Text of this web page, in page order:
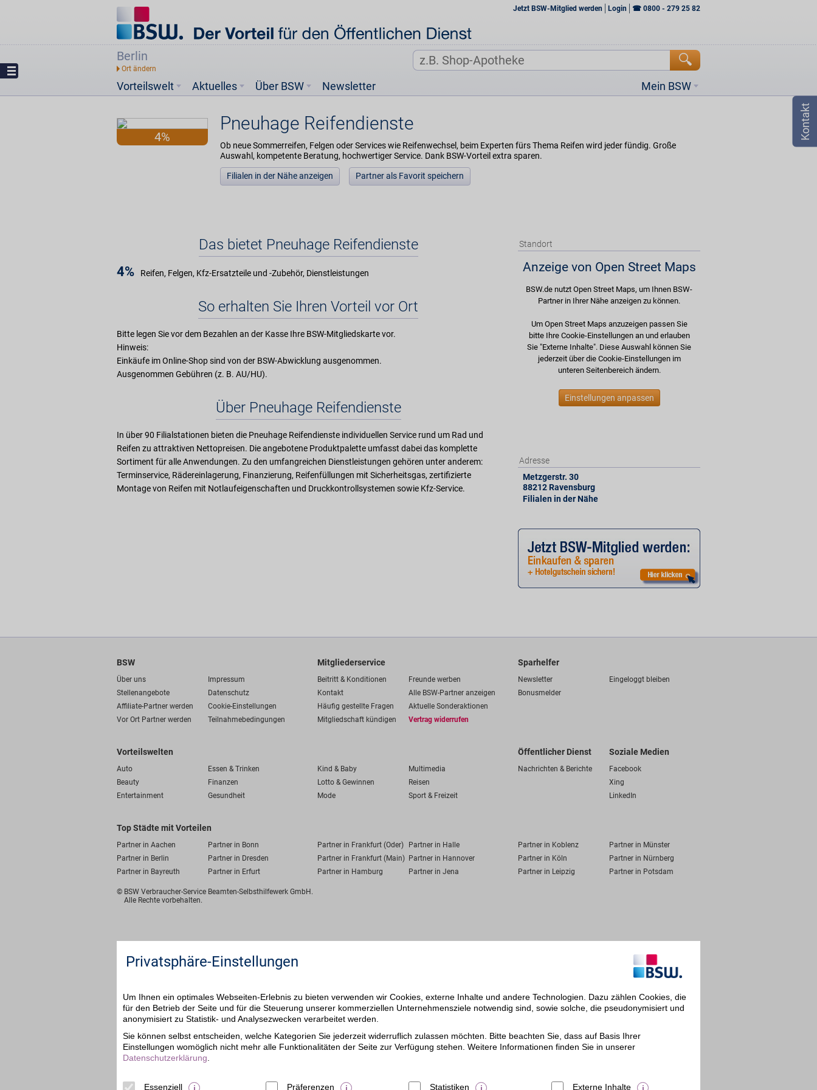
Jetzt BSW-Mitglied werden Login ☎ 0800 - 279 25 82
Berlin
Vorteilswelt Mein BSW
Aktuelles Über BSW Newsletter
4%
Pneuhage Reifendienste
Ob neue Sommerreifen, Felgen oder Services wie Reifenwechsel, beim Experten fürs Thema Reifen wird jeder fündig. Große
Auswahl, kompetente Beratung, hochwertiger Service. Dank BSW-Vorteil extra sparen.
Filialen in der Nähe anzeigen Partner als Favorit speichern
Das bietet Pneuhage Reifendienste
4% Reifen, Felgen, Kfz-Ersatzteile und -Zubehör, Dienstleistungen
So erhalten Sie Ihren Vorteil vor Ort
Bitte legen Sie vor dem Bezahlen an der Kasse Ihre BSW-Mitgliedskarte vor.
Hinweis:
Einkäufe im Online-Shop sind von der BSW-Abwicklung ausgenommen.
Ausgenommen Gebühren (z. B. AU/HU).
Über Pneuhage Reifendienste
In über 90 Filialstationen bieten die Pneuhage Reifendienste individuellen Service rund um Rad und
Reifen zu attraktiven Nettopreisen. Die angebotene Produktpalette umfasst dabei das komplette
Sortiment für alle Anwendungen. Zu den umfangreichen Dienstleistungen gehören unter anderem:
Terminservice, Rädereinlagerung, Finanzierung, Reifenfüllungen mit Sicherheitsgas, zertifizierte
Montage von Reifen mit Notlaufeigenschaften und Druckkontrollsystemen sowie Kfz-Service.
Standort
Anzeige von Open Street Maps
BSW.de nutzt Open Street Maps, um Ihnen BSW-
Partner in Ihrer Nähe anzeigen zu können.
Um Open Street Maps anzuzeigen passen Sie
bitte Ihre Cookie-Einstellungen an und erlauben
Sie "Externe Inhalte". Diese Auswahl können Sie
jederzeit über die Cookie-Einstellungen im
unteren Seitenbereich ändern.
Einstellungen anpassen
Adresse
Metzgerstr. 30
88212 Ravensburg
Filialen in der Nähe
BSW
Über uns
Impressum
Stellenangebote
Datenschutz
Affiliate-Partner werden
Cookie-Einstellungen
Vor Ort Partner werden
Teilnahmebedingungen
Mitgliederservice
Beitritt & Konditionen
Freunde werben
Kontakt
Alle BSW-Partner anzeigen
Häufig gestellte Fragen
Aktuelle Sonderaktionen
Mitgliedschaft kündigen
Vertrag widerrufen
Sparhelfer
Newsletter
Eingeloggt bleiben
Bonusmelder
Vorteilswelten
Auto Essen & Trinken Kind & Baby
Multimedia
Beauty
Finanzen Lotto & Gewinnen
Reisen
Entertainment
Gesundheit Mode Sport & Freizeit
Öffentlicher Dienst
Nachrichten & Berichte
Soziale Medien
Facebook
Xing
LinkedIn
Top Städte mit Vorteilen
Partner in Aachen Partner in Bonn Partner in Frankfurt (Oder) Partner in Halle Partner in Koblenz
Partner in Münster
Partner in Berlin
Partner in Dresden Partner in Frankfurt (Main) Partner in Hannover Partner in Köln
Partner in Nürnberg
Partner in Bayreuth
Partner in Erfurt Partner in Hamburg Partner in Jena Partner in Leipzig Partner in Potsdam
© BSW Verbraucher-Service Beamten-Selbsthilfewerk GmbH.
Alle Rechte vorbehalten.
Privatsphäre-Einstellungen
Um Ihnen ein optimales Webseiten-Erlebnis zu bieten verwenden wir Cookies, externe Inhalte und andere Technologien. Dazu zählen Cookies, die
für den Betrieb der Seite und für die Steuerung unserer kommerziellen Unternehmensziele notwendig sind, sowie solche, die pseudonymisiert und
anonymisiert zu Statistik- und Analysezwecken verarbeitet werden.
Sie können selbst entscheiden, welche Kategorien Sie jederzeit widerruflich zulassen möchten. Bitte beachten Sie, dass auf Basis Ihrer
Einstellungen womöglich nicht mehr alle Funktionalitäten der Seite zur Verfügung stehen. Weitere Informationen finden Sie in unserer
Datenschutzerklärung
Essenziell Präferenzen Statistiken Externe Inhalte